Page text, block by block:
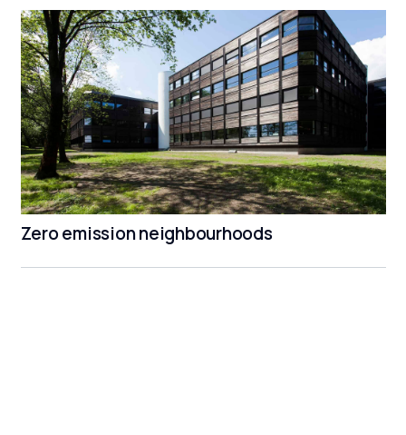
Zero emission neighbourhoods